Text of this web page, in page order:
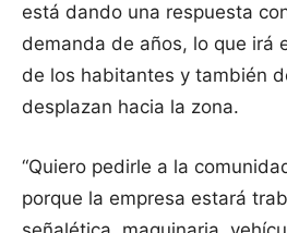
está dando una respuesta
demanda de años, lo que irá
de los habitantes y también
desplazan hacia la zona.
“Quiero pedirle a la
porque la empresa estará